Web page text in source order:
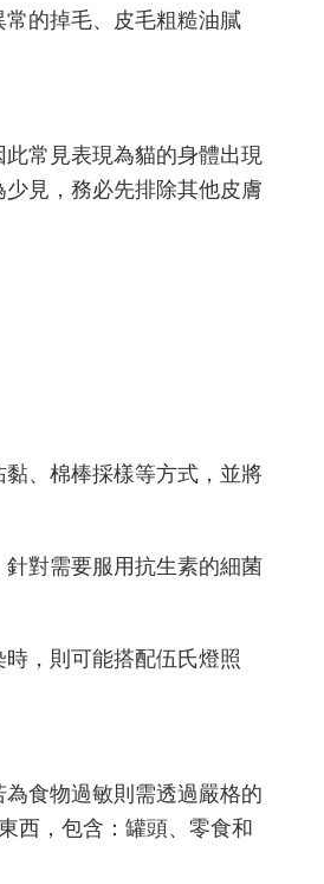
的掉毛、皮毛粗糙油膩
常見表現為貓的身體出現
見，務必先排除其他皮膚
、棉棒採樣等方式，並將
對需要服用抗生素的細菌
，則可能搭配伍氏燈照
食物過敏則需透過嚴格的
西，包含：罐頭、零食和